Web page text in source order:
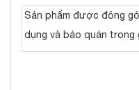
Sản phẩm được đóng
dụng và bảo quản trong